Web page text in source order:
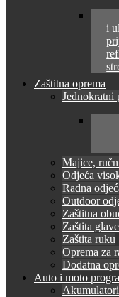
i
Zaštitna oprema
Jednokratni
Majice,
Odjeća
Radna
Outdoor
Zaštitna
Zaštita glave
Zaštita ruku
Oprema za
Dodatna
Auto i moto
Akumulatori